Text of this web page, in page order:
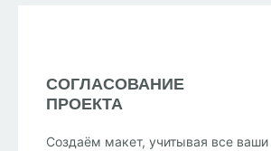
СОГЛАСОВАНИЕ
ПРОЕКТА
Создаём макет, учитывая все ваши